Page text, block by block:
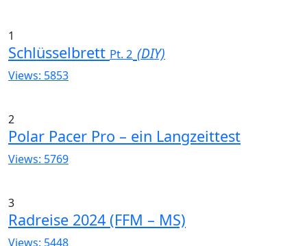
1
Schlüsselbrett Pt. 2 (DIY)
Views: 5853
2
Polar Pacer Pro – ein Langzeittest
Views: 5769
3
Radreise 2024 (FFM – MS)
Views: 5448